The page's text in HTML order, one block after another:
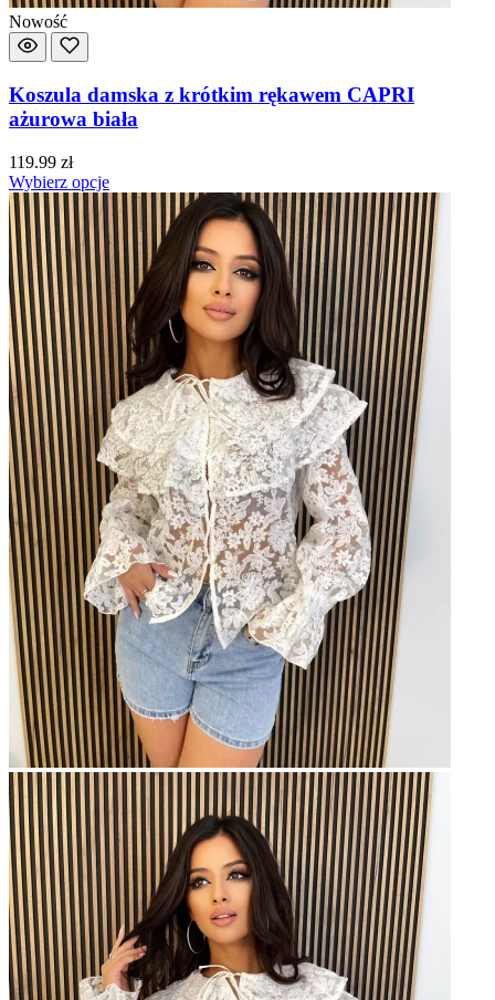
Nowość
Koszula damska z krótkim rękawem CAPRI
ażurowa biała
119.99 zł
Wybierz opcje